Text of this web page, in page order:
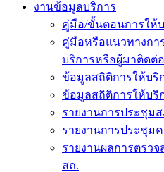
งานข้อมูลบริการ
คู่มือ/ขั้นตอนการให้
คู่มือหรือแนวทางกา
บริการหรือผู้มาติดต่อ
ข้อมูลสถิติการให้บริก
ข้อมูลสถิติการให้บริก
รายงานการประชุม
รายงานการประชุม
รายงานผลการตรว
สถ.